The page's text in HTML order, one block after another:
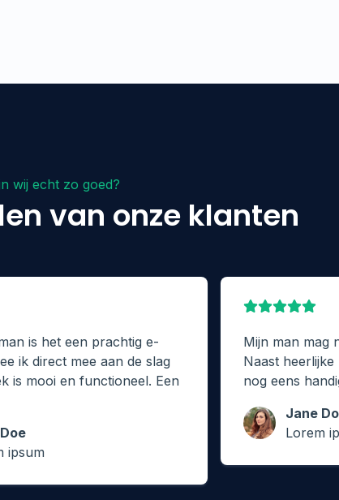
wij echt zo goed?
van onze klanten
is het een prachtig e-
ik direct mee aan de slag
is mooi en functioneel. Een
ipsum
Mijn man mag
Naast
nog eens
Jane
Lorem